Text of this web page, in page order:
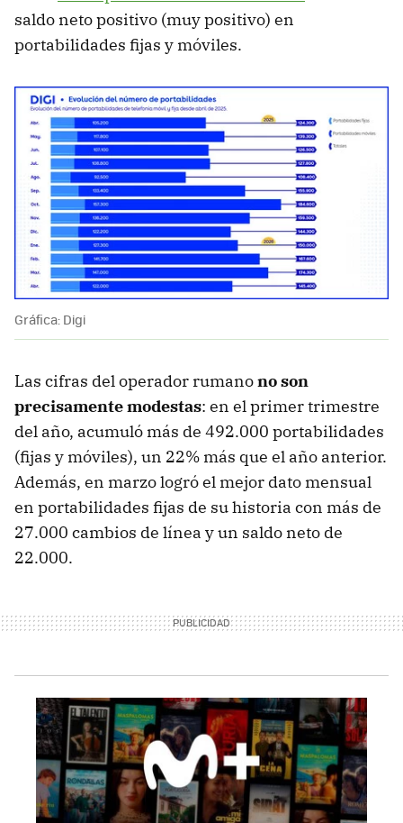
saldo neto positivo (muy positivo) en
portabilidades fijas y móviles.
Gráfica: Digi
Las cifras del operador rumanono son
precisamente modestas: en el primer trimestre
del año, acumuló más de 492.000 portabilidades
(fijas y móviles), un 22% más que el año anterior.
Además, en marzo logró el mejor dato mensual
en portabilidades fijas de su historia con más de
27.000 cambios de línea y un saldo neto de
22.000.